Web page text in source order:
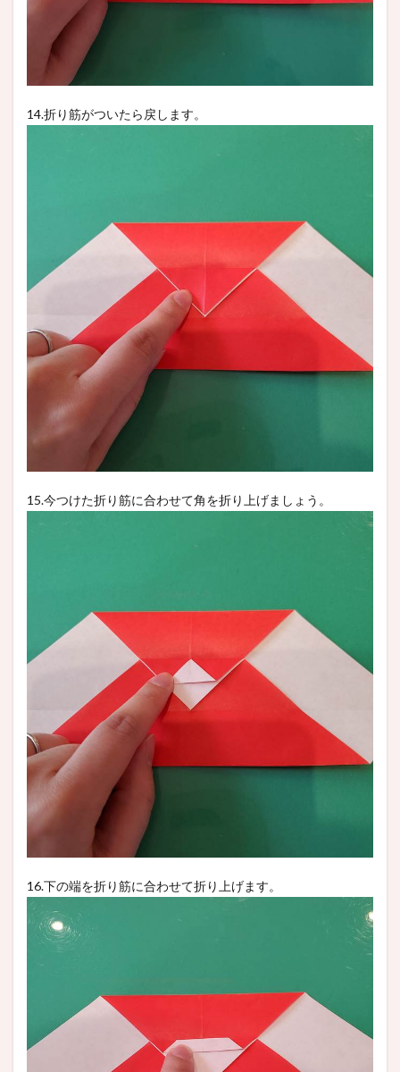
14.折り筋がついたら戻します。
15.今つけた折り筋に合わせて角を折り上げましょう。
16.下の端を折り筋に合わせて折り上げます。